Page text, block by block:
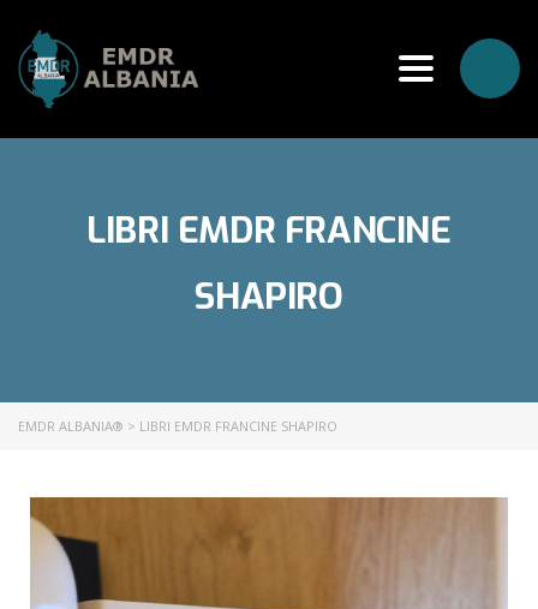
Toggle
navigation
LIBRI EMDR FRANCINE
SHAPIRO
EMDR ALBANIA® > LIBRI EMDR FRANCINE SHAPIRO